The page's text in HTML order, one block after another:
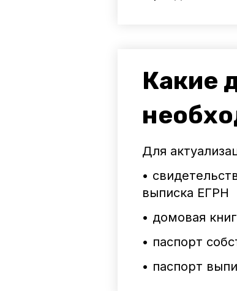
Какие
Для
•
выписка ЕГРН
• домовая
• паспорт
• паспорт